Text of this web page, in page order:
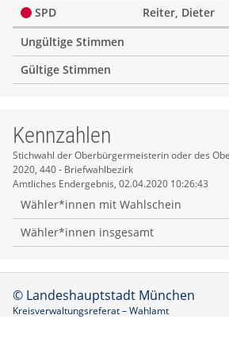
SPD
Reiter, Dieter
Ungültige Stimmen
Gültige Stimmen
Kennzahlen
Kennzahlen
Stichwahl der Oberbürgermeisterin oder des
2020, 440 - Briefwahlbezirk
Amtliches Endergebnis, 02.04.2020 10:26:43
Wähler*innen mit Wahlschein
Wähler*innen insgesamt
© Landeshauptstadt München
Kreisverwaltungsreferat – Wahlamt